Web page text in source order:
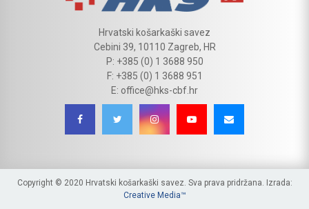
Hrvatski košarkaški savez
Cebini 39, 10110 Zagreb, HR
P: +385 (0) 1 3688 950
F: +385 (0) 1 3688 951
E: office@hks-cbf.hr
Copyright © 2020 Hrvatski košarkaški savez. Sva prava pridržana. Izrada:
Creative Media™